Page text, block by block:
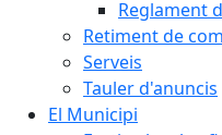
Reglament
Retiment de
Serveis
Tauler d'anuncis
El Municipi